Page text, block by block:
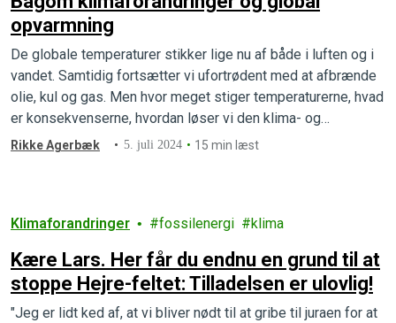
opvarmning
De globale temperaturer stikker lige nu af både i luften og i
vandet. Samtidig fortsætter vi ufortrødent med at afbrænde
olie, kul og gas. Men hvor meget stiger temperaturerne, hvad
er konsekvenserne, hvordan løser vi den klima- og
biodiversitetskrise, vi befinder os midt i, og hvad kan du selv
Rikke Agerbæk 5. juli 2024 15 min læst
Klimaforandringer fossilenergi klima
Kære Lars. Her får du endnu en grund til at
stoppe Hejre-feltet: Tilladelsen er ulovlig!
"Jeg er lidt ked af, at vi bliver nødt til at gribe til juraen for at